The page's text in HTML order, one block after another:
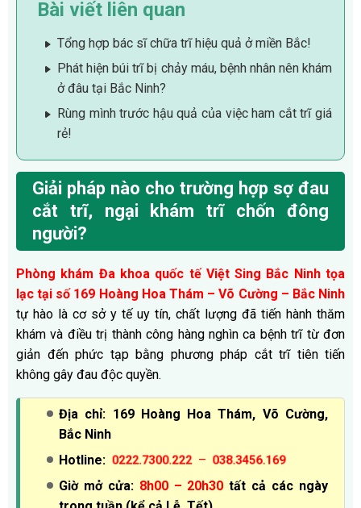
Bài viết liên quan
Tổng hợp bác sĩ chữa trĩ hiệu quả ở miền Bắc!
Phát hiện búi trĩ bị chảy máu, bệnh nhân nên khám
ở đâu tại Bắc Ninh?
Rùng mình trước hậu quả của việc ham cắt trĩ giá
rẻ!
Giải pháp nào cho trường hợp sợ đau
cắt trĩ, ngại khám trĩ chốn đông
người?
Phòng khám Đa khoa quốc tế Việt Sing Bắc Ninh tọa
lạc tại số 169 Hoàng Hoa Thám – Võ Cường – Bắc Ninh
tự hào là cơ sở y tế uy tín, chất lượng đã tiến hành thăm
khám và điều trị thành công hàng nghìn ca bệnh trĩ từ đơn
giản đến phức tạp bằng phương pháp cắt trĩ tiên tiến
không gây đau độc quyền.
Địa chỉ: 169 Hoàng Hoa Thám, Võ Cường,
Bắc Ninh
Hotline: 0222.7300.222 – 038.3456.169
Giờ mở cửa: 8h00 – 20h30 tất cả các ngày